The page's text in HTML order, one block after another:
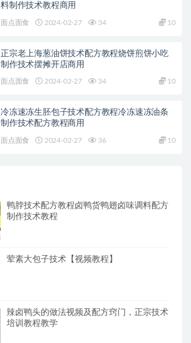
料制作技术教程商用
面点面食 2024-02-27 34 10
正宗老上海葱油饼技术配方教程烧饼煎饼小吃
制作技术摆摊开店商用
面点面食 2024-02-27 34 10
冷冻速冻生胚包子技术配方教程冷冻速冻油条
制作技术配方教程商用
面点面食 2024-02-27 36 10
鸭脖技术配方教程卤鸭货鸭翅卤味调料配方
制作技术教程
荤素大包子技术【视频教程】
辣卤鸭头的做法视频及配方窍门，正宗技术
培训教程教学